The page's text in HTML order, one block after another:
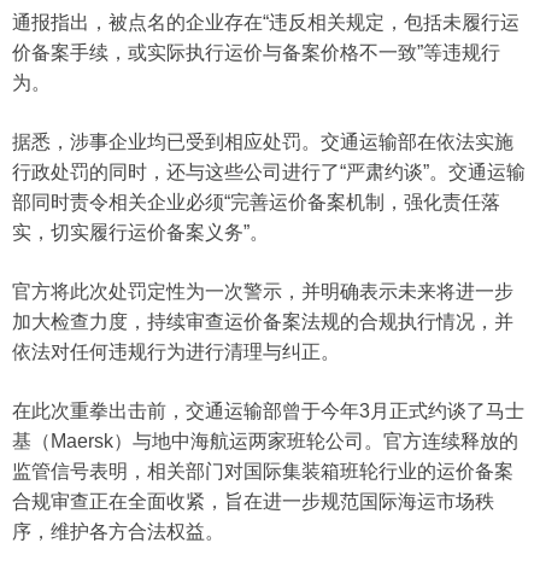
通报指出，被点名的企业存在“违反相关规定，包括未履行运
价备案手续，或实际执行运价与备案价格不一致”等违规行
为。
据悉，涉事企业均已受到相应处罚。交通运输部在依法实施
行政处罚的同时，还与这些公司进行了“严肃约谈”。交通运输
部同时责令相关企业必须“完善运价备案机制，强化责任落
实，切实履行运价备案义务”。
官方将此次处罚定性为一次警示，并明确表示未来将进一步
加大检查力度，持续审查运价备案法规的合规执行情况，并
依法对任何违规行为进行清理与纠正。
在此次重拳出击前，交通运输部曾于今年3月正式约谈了马士
基（Maersk）与地中海航运两家班轮公司。官方连续释放的
监管信号表明，相关部门对国际集装箱班轮行业的运价备案
合规审查正在全面收紧，旨在进一步规范国际海运市场秩
序，维护各方合法权益。